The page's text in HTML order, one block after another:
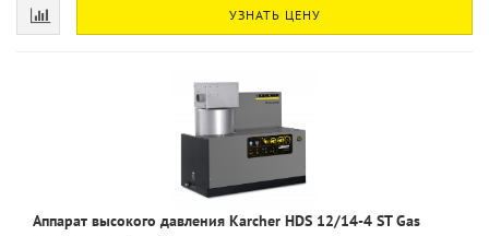
УЗНАТЬ ЦЕНУ
Аппарат высокого давления Karcher HDS 12/14-4 ST Gas